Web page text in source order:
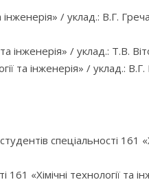
інженерія» / уклад.: В.Г.
та інженерія» / уклад.: Т.В.
та інженерія» / уклад.:
спеціальності 161
«Хімічні технології та